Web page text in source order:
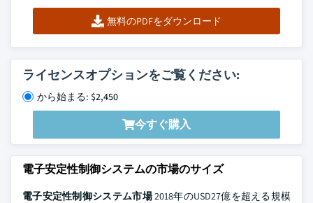
無料のPDFをダウンロード
ライセンスオプションをご覧ください:
から始まる: $2,450
今すぐ購入
電子安定性制御システムの市場のサイズ
電子安定性制御システム市場2018年のUSD27億を超える規模